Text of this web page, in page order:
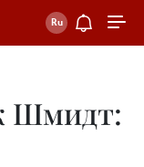
Шмидт: